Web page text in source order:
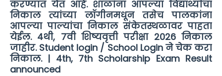
करण्यात येत आहे. शाळांना आपल्या विद्यार्थ्याचा
निकाल त्यांच्या लॉगीनमधून तसेच पालकांना
आपल्या पाल्यांचा निकाल संकेतस्थळावर पाहता
येईल. 4थी, 7वी शिष्यवृत्ती परीक्षा 2026 निकाल
जाहीर. Student login / School Login ने चेक करा
निकाल. | 4th, 7th Scholarship Exam Result
announced